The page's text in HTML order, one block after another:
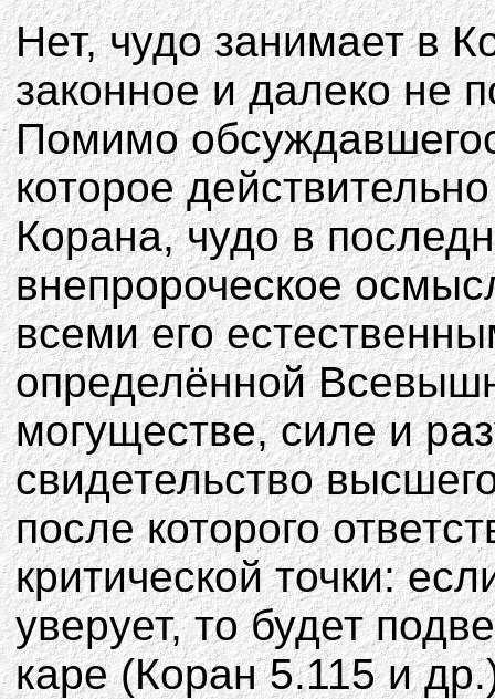
Нет, чудо занимает в
законное и далеко не
Помимо
которое
Корана, чудо в
внепророческое
всеми его
определённой
могуществе, силе и
свидетельство
после которого
критической точки:
уверует, то будет
каре (Коран 5.115 и